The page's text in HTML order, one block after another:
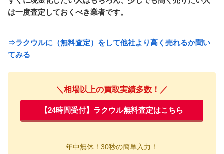
は一度査定しておくべき業者です。
⇒ラクウルに（無料査定）をして他社より高く売れるか聞い
てみる
＼相場以上の買取実績多数！／
【24時間受付】ラクウル無料査定はこちら
年中無休！ 30秒の簡単入力！